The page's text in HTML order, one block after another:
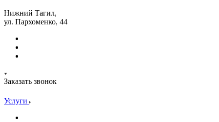
Нижний Тагил,
ул. Пархоменко, 44
Заказать звонок
Услуги